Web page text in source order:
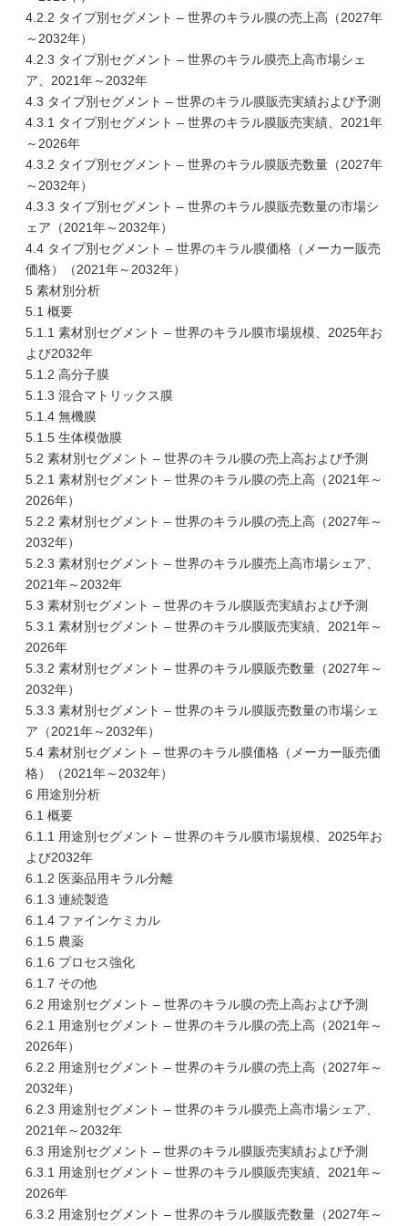
4.2.2 タイプ別セグメント – 世界のキラル膜の売上高（2027年
～2032年）
4.2.3 タイプ別セグメント – 世界のキラル膜売上高市場シェ
ア、2021年～2032年
4.3 タイプ別セグメント – 世界のキラル膜販売実績および予測
4.3.1 タイプ別セグメント – 世界のキラル膜販売実績、2021年
～2026年
4.3.2 タイプ別セグメント – 世界のキラル膜販売数量（2027年
～2032年）
4.3.3 タイプ別セグメント – 世界のキラル膜販売数量の市場シ
ェア（2021年～2032年）
4.4 タイプ別セグメント – 世界のキラル膜価格（メーカー販売
価格）（2021年～2032年）
5 素材別分析
5.1 概要
5.1.1 素材別セグメント – 世界のキラル膜市場規模、2025年お
よび2032年
5.1.2 高分子膜
5.1.3 混合マトリックス膜
5.1.4 無機膜
5.1.5 生体模倣膜
5.2 素材別セグメント – 世界のキラル膜の売上高および予測
5.2.1 素材別セグメント – 世界のキラル膜の売上高（2021年～
2026年）
5.2.2 素材別セグメント – 世界のキラル膜の売上高（2027年～
2032年）
5.2.3 素材別セグメント – 世界のキラル膜売上高市場シェア、
2021年～2032年
5.3 素材別セグメント – 世界のキラル膜販売実績および予測
5.3.1 素材別セグメント – 世界のキラル膜販売実績、2021年～
2026年
5.3.2 素材別セグメント – 世界のキラル膜販売数量（2027年～
2032年）
5.3.3 素材別セグメント – 世界のキラル膜販売数量の市場シェ
ア（2021年～2032年）
5.4 素材別セグメント – 世界のキラル膜価格（メーカー販売価
格）（2021年～2032年）
6 用途別分析
6.1 概要
6.1.1 用途別セグメント – 世界のキラル膜市場規模、2025年お
よび2032年
6.1.2 医薬品用キラル分離
6.1.3 連続製造
6.1.4 ファインケミカル
6.1.5 農薬
6.1.6 プロセス強化
6.1.7 その他
6.2 用途別セグメント – 世界のキラル膜の売上高および予測
6.2.1 用途別セグメント – 世界のキラル膜の売上高（2021年～
2026年）
6.2.2 用途別セグメント – 世界のキラル膜の売上高（2027年～
2032年）
6.2.3 用途別セグメント – 世界のキラル膜売上高市場シェア、
2021年～2032年
6.3 用途別セグメント – 世界のキラル膜販売実績および予測
6.3.1 用途別セグメント – 世界のキラル膜販売実績、2021年～
2026年
6.3.2 用途別セグメント – 世界のキラル膜販売数量（2027年～